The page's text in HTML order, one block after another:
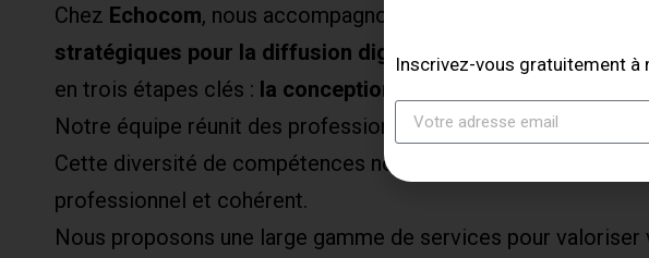
Chez Echocom, nous accompagnons nos clients à chaque
stratégiques pour la diffusion digitale
et la création de
en trois étapes clés : la conception
Notre équipe réunit des professionnels de différents métiers
Cette diversité de compétences nous permet de répondre à
professionnel et cohérent.
Nous proposons une large gamme de services pour
Inscrivez-vous gratuitement